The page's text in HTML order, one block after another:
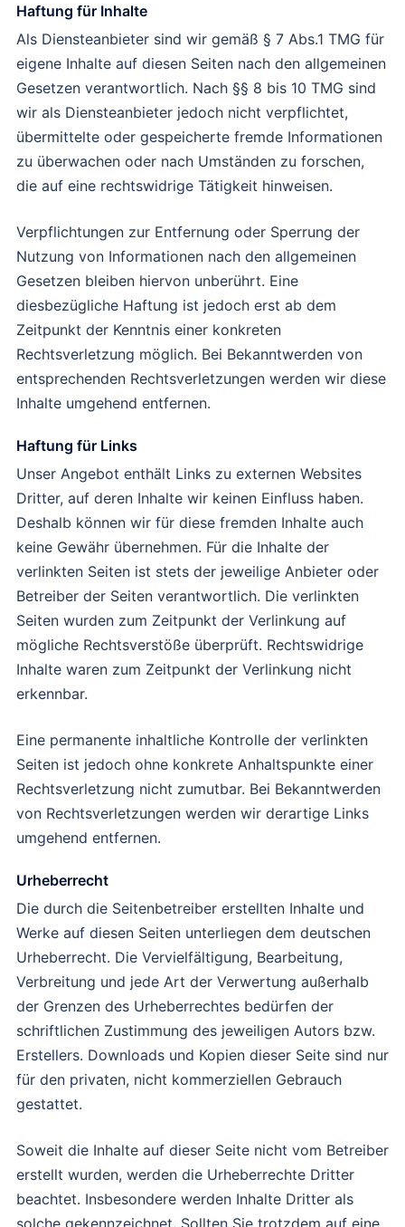
Haftung für Inhalte
Als Diensteanbieter sind wir gemäß § 7 Abs.1 TMG für
eigene Inhalte auf diesen Seiten nach den allgemeinen
Gesetzen verantwortlich. Nach §§ 8 bis 10 TMG sind
wir als Diensteanbieter jedoch nicht verpflichtet,
übermittelte oder gespeicherte fremde Informationen
zu überwachen oder nach Umständen zu forschen,
die auf eine rechtswidrige Tätigkeit hinweisen.
Verpflichtungen zur Entfernung oder Sperrung der
Nutzung von Informationen nach den allgemeinen
Gesetzen bleiben hiervon unberührt. Eine
diesbezügliche Haftung ist jedoch erst ab dem
Zeitpunkt der Kenntnis einer konkreten
Rechtsverletzung möglich. Bei Bekanntwerden von
entsprechenden Rechtsverletzungen werden wir diese
Inhalte umgehend entfernen.
Haftung für Links
Unser Angebot enthält Links zu externen Websites
Dritter, auf deren Inhalte wir keinen Einfluss haben.
Deshalb können wir für diese fremden Inhalte auch
keine Gewähr übernehmen. Für die Inhalte der
verlinkten Seiten ist stets der jeweilige Anbieter oder
Betreiber der Seiten verantwortlich. Die verlinkten
Seiten wurden zum Zeitpunkt der Verlinkung auf
mögliche Rechtsverstöße überprüft. Rechtswidrige
Inhalte waren zum Zeitpunkt der Verlinkung nicht
erkennbar.
Eine permanente inhaltliche Kontrolle der verlinkten
Seiten ist jedoch ohne konkrete Anhaltspunkte einer
Rechtsverletzung nicht zumutbar. Bei Bekanntwerden
von Rechtsverletzungen werden wir derartige Links
umgehend entfernen.
Urheberrecht
Die durch die Seitenbetreiber erstellten Inhalte und
Werke auf diesen Seiten unterliegen dem deutschen
Urheberrecht. Die Vervielfältigung, Bearbeitung,
Verbreitung und jede Art der Verwertung außerhalb
der Grenzen des Urheberrechtes bedürfen der
schriftlichen Zustimmung des jeweiligen Autors bzw.
Erstellers. Downloads und Kopien dieser Seite sind nur
für den privaten, nicht kommerziellen Gebrauch
gestattet.
Soweit die Inhalte auf dieser Seite nicht vom Betreiber
erstellt wurden, werden die Urheberrechte Dritter
beachtet. Insbesondere werden Inhalte Dritter als
solche gekennzeichnet. Sollten Sie trotzdem auf eine